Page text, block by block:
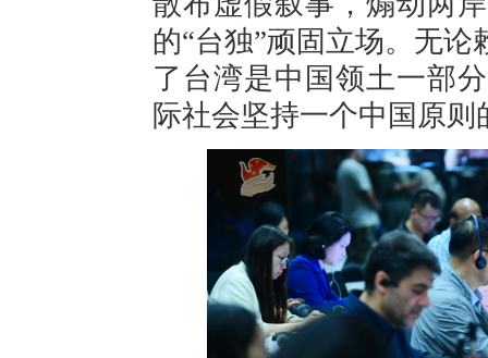
的“台独”顽固立场。无
了台湾是中国领土一部
际社会坚持一个中国原则